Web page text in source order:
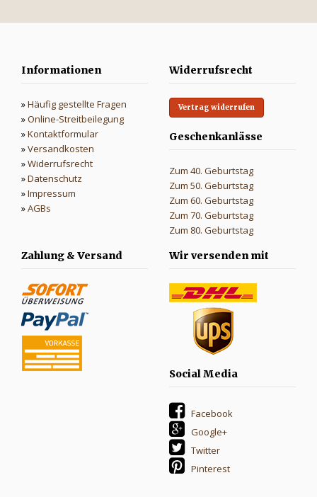
Informationen
»Häufig gestellte Fragen
»Online-Streitbeilegung
»Kontaktformular
»Versandkosten
»Widerrufsrecht
»Datenschutz
»Impressum
»AGBs
Widerrufsrecht
Vertrag widerrufen
Geschenkanlässe
Zum 40. Geburtstag
Zum 50. Geburtstag
Zum 60. Geburtstag
Zum 70. Geburtstag
Zum 80. Geburtstag
Zahlung & Versand
Wir versenden mit
Social Media
Facebook
Google+
Twitter
Pinterest